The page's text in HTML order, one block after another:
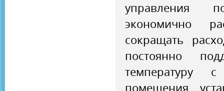
управления
экономично
сокращать
постоянно
температуру
помещения